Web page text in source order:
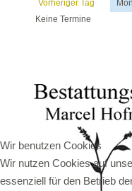
Vorheriger Tag
Keine Termine
Wir benutzen Cookies
Wir nutzen Cookies auf
essenziell für den Betrieb